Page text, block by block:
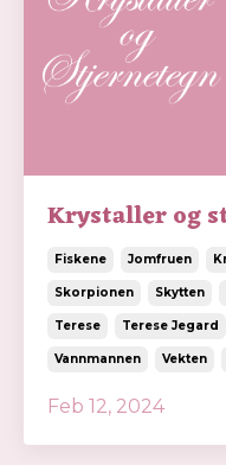
Krystaller og
Fiskene Jomfruen
Skorpionen Skytten
Terese Terese Jegard
Vannmannen Vekten
Feb 12, 2024